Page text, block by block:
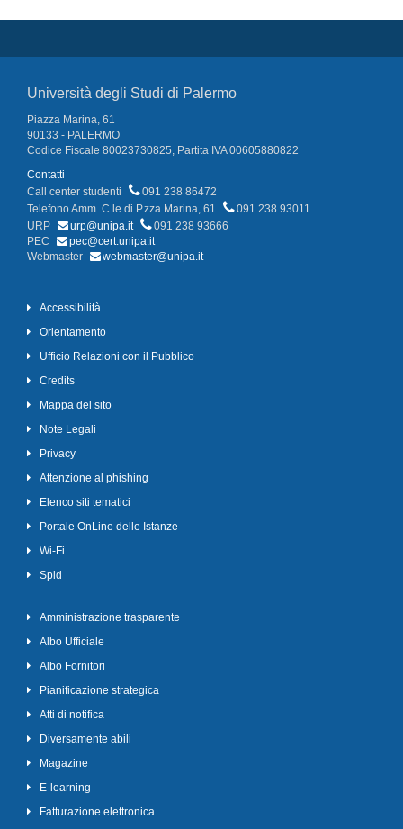
Università degli Studi di Palermo
Piazza Marina, 61
90133 - PALERMO
Codice Fiscale 80023730825, Partita IVA 00605880822
Contatti
Call center studenti
091 238 86472
Telefono Amm. C.le di P.zza Marina, 61
091 238 93011
URP
urp@unipa.it
091 238 93666
PEC
pec@cert.unipa.it
Webmaster
webmaster@unipa.it
Accessibilità
Orientamento
Ufficio Relazioni con il Pubblico
Credits
Mappa del sito
Note Legali
Privacy
Attenzione al phishing
Elenco siti tematici
Portale OnLine delle Istanze
Wi-Fi
Spid
Amministrazione trasparente
Albo Ufficiale
Albo Fornitori
Pianificazione strategica
Atti di notifica
Diversamente abili
Magazine
E-learning
Fatturazione elettronica